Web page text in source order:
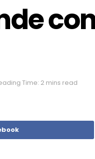
Time: 2 mins read